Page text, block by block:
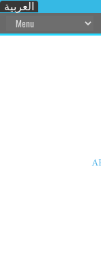
العربية